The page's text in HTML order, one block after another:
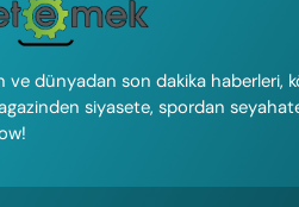
ve dünyadan son dakika haberleri,
siyasete, spordan